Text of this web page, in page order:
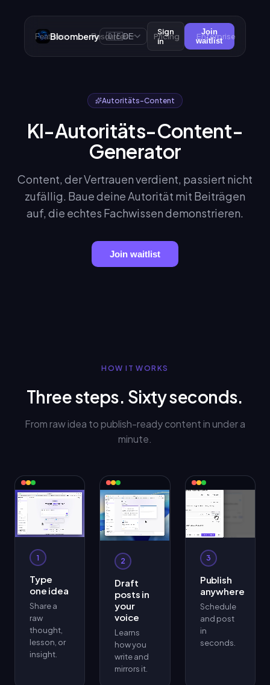
Bloomberry
Features Resources Pricing Enterprise
🇩🇪DE
Sign
in
Join
waitlist
Autoritäts-Content
KI-Autoritäts-Content-
Generator
Content, der Vertrauen verdient, passiert nicht
zufällig. Baue deine Autorität mit Beiträgen
auf, die echtes Fachwissen demonstrieren.
Join waitlist
HOW IT WORKS
Three steps. Sixty seconds.
From raw idea to publish-ready content in under a
minute.
1
Type
one idea
Share a
raw
thought,
lesson, or
insight.
2
Draft
posts in
your
voice
Learns
how you
write and
mirrors it.
3
Publish
anywhere
Schedule
and post
in
seconds.